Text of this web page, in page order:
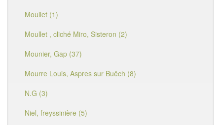
Moullet (1)
Moullet , cliché Miro, Sisteron (2)
Mounier, Gap (37)
Mourre Louis, Aspres sur Buëch (8)
N.G (3)
Niel, freyssinière (5)